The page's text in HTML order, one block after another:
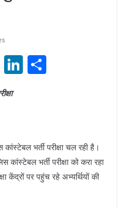
T
el
e
a
m
Li
dI
n
भर्ती परीक्षा चल रही है।
भर्ती परीक्षा को करा रहा
केंद्रों पर पहुंच रहे अभ्यर्थियों की